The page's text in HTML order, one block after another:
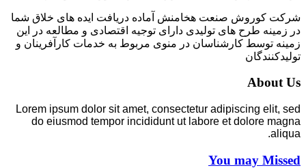
شرکت کوروش صنعت هخامنش آماده دریافت ایده های خلاق شما
در زمینه طرح های تولیدی دارای توجیه اقتصادی و مطالعه در این
زمینه توسط کارشناسان در منوی مربوط به خدمات کارآفرینان و
تولیدکنندگان
About Us
Lorem ipsum dolor sit amet, consectetur adipiscing elit, sed
do eiusmod tempor incididunt ut labore et dolore magna
aliqua.
You may Missed